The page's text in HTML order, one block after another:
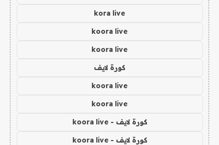
kora live
koora live
koora live
كورة لايف
koora live
koora live
كورة لايف - koora live
كورة لايف - koora live